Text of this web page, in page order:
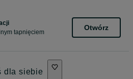
tapnięciem
Otwórz
dla siebie